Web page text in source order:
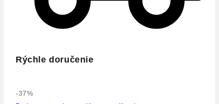
Rýchle doručenie
-37%Výrobok